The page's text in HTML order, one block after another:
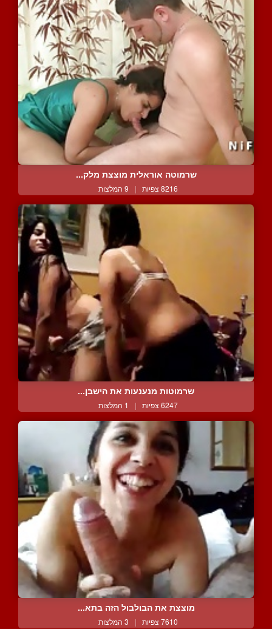
שרמוטה אוראלית מוצצת מלק...
8216 צפיות | 9 המלצות
שרמוטות מנענעות את הישבן...
6247 צפיות | 1 המלצות
מוצצת את הבולבול הזה בתא...
7610 צפיות | 3 המלצות